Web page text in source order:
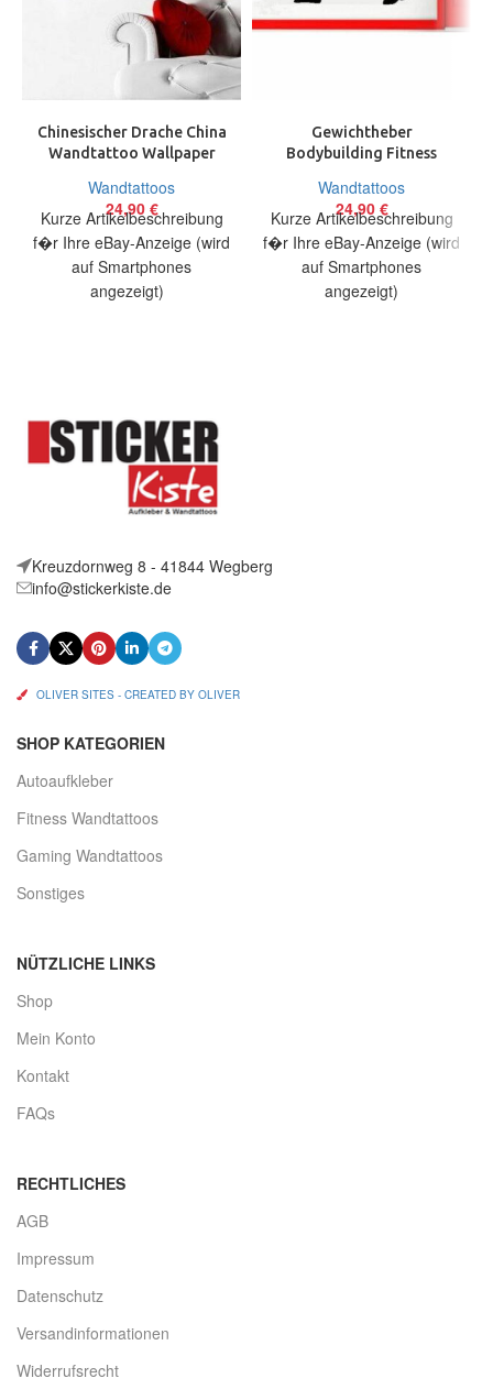
Chinesischer Drache China
Wandtattoo Wallpaper
Dragon Chinese
Wandtattoos
24,90 €
Kurze Artikelbeschreibung
f�r Ihre eBay-Anzeige (wird
auf Smartphones
angezeigt)
Gewichtheber
Bodybuilding Fitness
Wand Schmuck 50 x 70 cm
Wandtattoos
24,90 €
Kurze Artikelbeschreibung
f�r Ihre eBay-Anzeige (wird
auf Smartphones
angezeigt)
Kreuzdornweg 8 - 41844 Wegberg
info@stickerkiste.de
OLIVER SITES - CREATED BY OLIVER
SHOP KATEGORIEN
Autoaufkleber
Fitness Wandtattoos
Gaming Wandtattoos
Sonstiges
NÜTZLICHE LINKS
Shop
Mein Konto
Kontakt
FAQs
RECHTLICHES
AGB
Impressum
Datenschutz
Versandinformationen
Widerrufsrecht